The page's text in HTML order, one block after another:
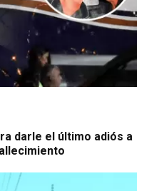
darle el último adiós a